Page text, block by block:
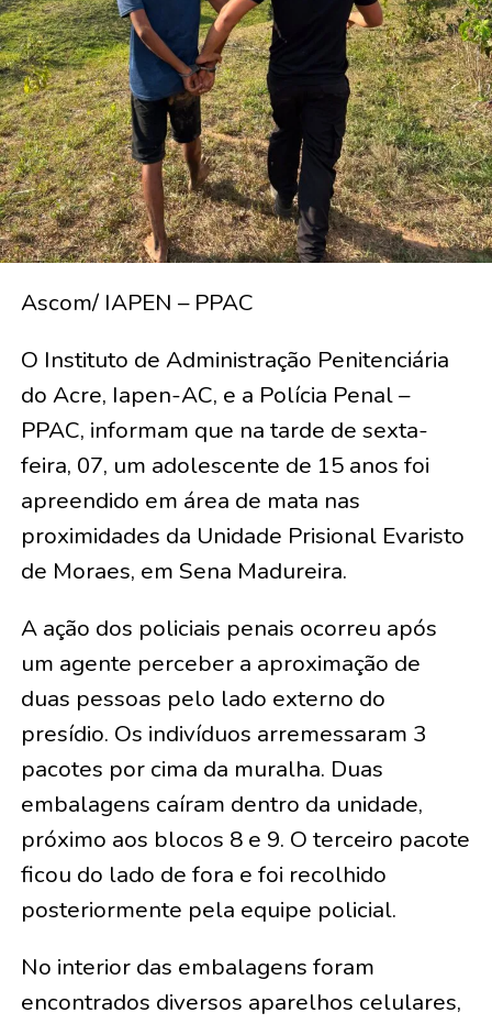
Ascom/ IAPEN – PPAC
O Instituto de Administração Penitenciária
do Acre, Iapen-AC, e a Polícia Penal –
PPAC, informam que na tarde de sexta-
feira, 07, um adolescente de 15 anos foi
apreendido em área de mata nas
proximidades da Unidade Prisional Evaristo
de Moraes, em Sena Madureira.
A ação dos policiais penais ocorreu após
um agente perceber a aproximação de
duas pessoas pelo lado externo do
presídio. Os indivíduos arremessaram 3
pacotes por cima da muralha. Duas
embalagens caíram dentro da unidade,
próximo aos blocos 8 e 9. O terceiro pacote
ficou do lado de fora e foi recolhido
posteriormente pela equipe policial.
No interior das embalagens foram
encontrados diversos aparelhos celulares,